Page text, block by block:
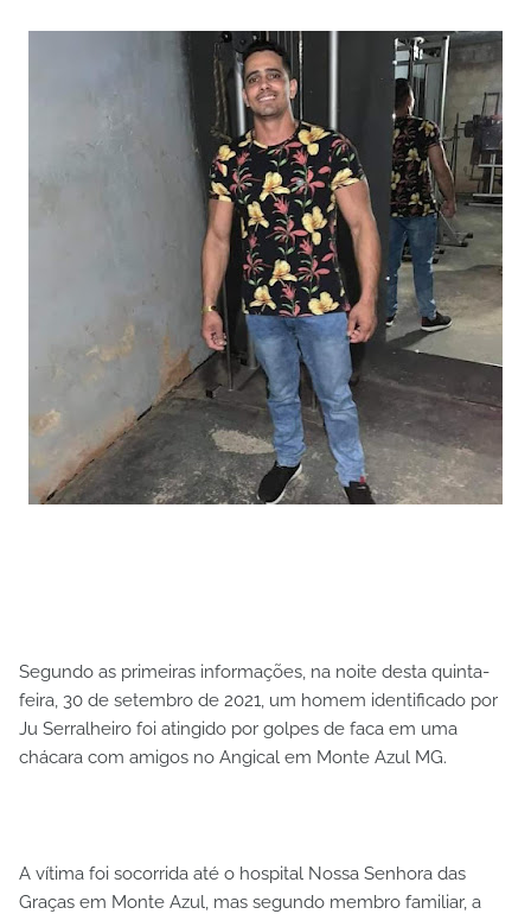
Segundo as primeiras informações, na noite desta quinta-
feira, 30 de setembro de 2021, um homem identificado por
Ju Serralheiro foi atingido por golpes de faca em uma
chácara com amigos no Angical em Monte Azul MG.
A vítima foi socorrida até o hospital Nossa Senhora das
Graças em Monte Azul, mas segundo membro familiar, a